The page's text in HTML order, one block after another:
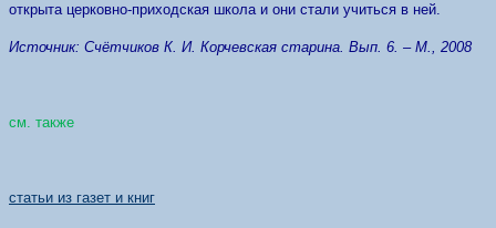
открыта церковно-приходская школа и они стали учиться в ней.
Источник: Счётчиков К. И. Корчевская старина. Вып. 6. – М., 2008
см. также
статьи из газет и книг